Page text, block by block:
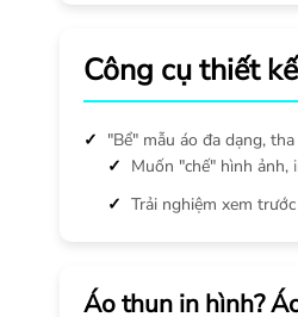
Công cụ thiết
"Bể" mẫu áo đa dạng,
Muốn "chế" hình ảnh,
Trải nghiệm xem trước
Áo thun in hình?